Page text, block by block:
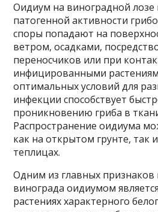
Оидиум на виноградной лозе
патогенной активности
споры попадают на
ветром, осадками,
переносчиков или при
инфицированными
оптимальных условий для
инфекции способствует
проникновению гриба в
Распространение оидиума
как на открытом грунте, так
теплицах.
Одним из главных признаков
винограда оидиумом
растениях характерного